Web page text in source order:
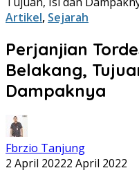
Artikel, Sejarah
Perjanjian
Belakang,
Dampaknya
Fbrzio Tanjung
2 April 20222 April 2022